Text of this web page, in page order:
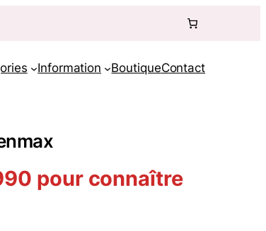
Information BoutiqueContact
pour connaître